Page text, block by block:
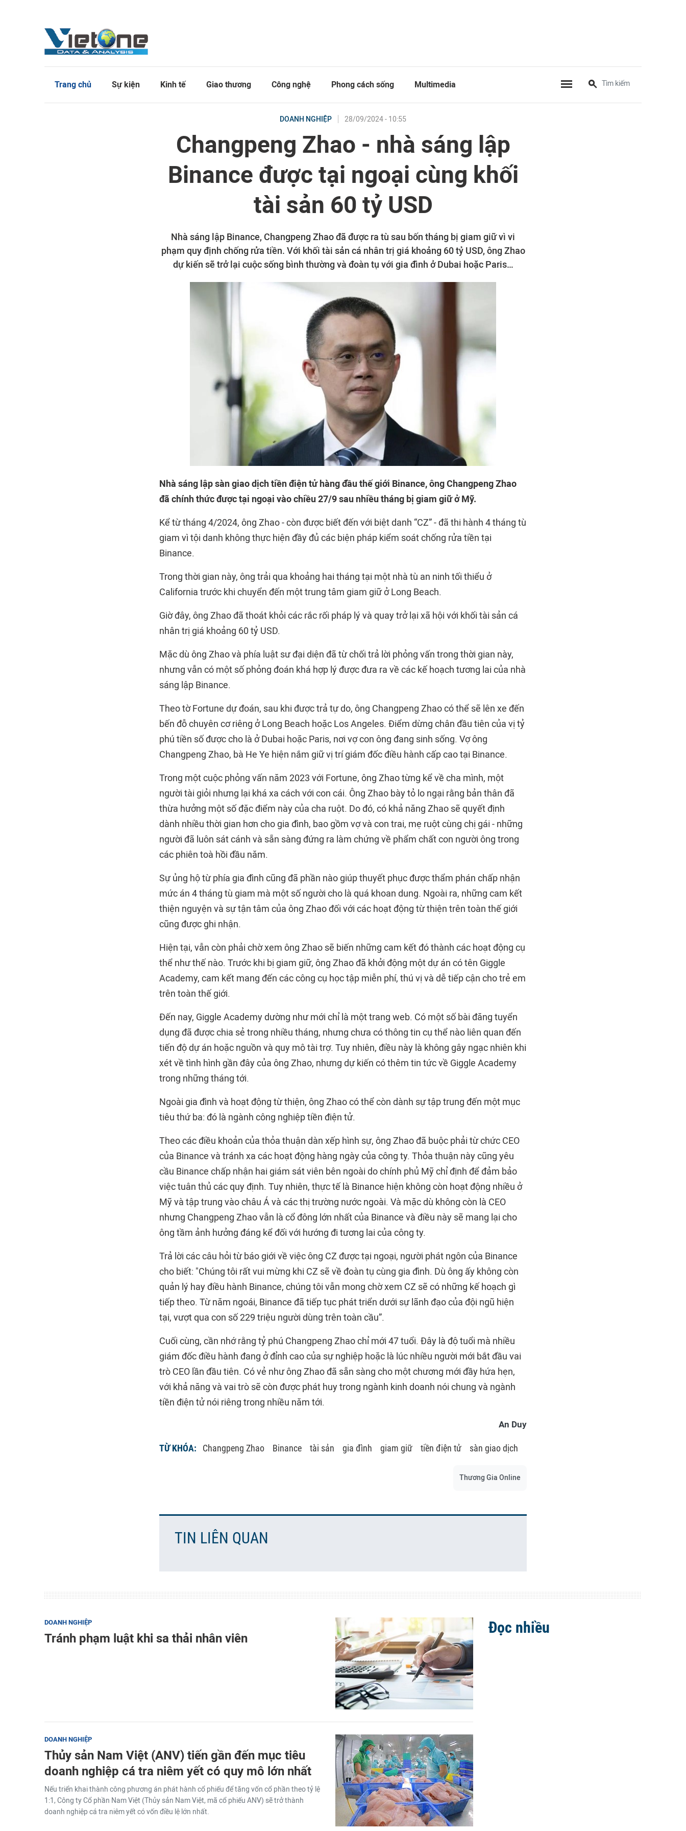
Trang chủ Sự kiện Kinh tế Giao thương Công nghệ Phong cách sống Multimedia
DOANH NGHIỆP 28/09/2024 - 10:55
Changpeng Zhao - nhà sáng lập
Binance được tại ngoại cùng khối
tài sản 60 tỷ USD
Nhà sáng lập Binance, Changpeng Zhao đã được ra tù sau bốn tháng bị giam giữ vì vi
phạm quy định chống rửa tiền. Với khối tài sản cá nhân trị giá khoảng 60 tỷ USD, ông Zhao
dự kiến sẽ trở lại cuộc sống bình thường và đoàn tụ với gia đình ở Dubai hoặc Paris…
Nhà sáng lập sàn giao dịch tiền điện tử hàng đầu thế giới Binance, ông Changpeng Zhao
đã chính thức được tại ngoại vào chiều 27/9 sau nhiều tháng bị giam giữ ở Mỹ.
Kể từ tháng 4/2024, ông Zhao - còn được biết đến với biệt danh “CZ” - đã thi hành 4 tháng tù
giam vì tội danh không thực hiện đầy đủ các biện pháp kiểm soát chống rửa tiền tại
Binance.
Trong thời gian này, ông trải qua khoảng hai tháng tại một nhà tù an ninh tối thiểu ở
California trước khi chuyển đến một trung tâm giam giữ ở Long Beach.
Giờ đây, ông Zhao đã thoát khỏi các rắc rối pháp lý và quay trở lại xã hội với khối tài sản cá
nhân trị giá khoảng 60 tỷ USD.
Mặc dù ông Zhao và phía luật sư đại diện đã từ chối trả lời phỏng vấn trong thời gian này,
nhưng vẫn có một số phỏng đoán khá hợp lý được đưa ra về các kế hoạch tương lai của nhà
sáng lập Binance.
Theo tờ Fortune dự đoán, sau khi được trả tự do, ông Changpeng Zhao có thể sẽ lên xe đến
bến đỗ chuyên cơ riêng ở Long Beach hoặc Los Angeles. Điểm dừng chân đầu tiên của vị tỷ
phú tiền số được cho là ở Dubai hoặc Paris, nơi vợ con ông đang sinh sống. Vợ ông
Changpeng Zhao, bà He Ye hiện nắm giữ vị trí giám đốc điều hành cấp cao tại Binance.
Trong một cuộc phỏng vấn năm 2023 với Fortune, ông Zhao từng kể về cha mình, một
người tài giỏi nhưng lại khá xa cách với con cái. Ông Zhao bày tỏ lo ngại rằng bản thân đã
thừa hưởng một số đặc điểm này của cha ruột. Do đó, có khả năng Zhao sẽ quyết định
dành nhiều thời gian hơn cho gia đình, bao gồm vợ và con trai, mẹ ruột cùng chị gái - những
người đã luôn sát cánh và sẵn sàng đứng ra làm chứng về phẩm chất con người ông trong
các phiên toà hồi đầu năm.
Sự ủng hộ từ phía gia đình cũng đã phần nào giúp thuyết phục được thẩm phán chấp nhận
mức án 4 tháng tù giam mà một số người cho là quá khoan dung. Ngoài ra, những cam kết
thiện nguyện và sự tận tâm của ông Zhao đối với các hoạt động từ thiện trên toàn thế giới
cũng được ghi nhận.
Hiện tại, vẫn còn phải chờ xem ông Zhao sẽ biến những cam kết đó thành các hoạt động cụ
thể như thế nào. Trước khi bị giam giữ, ông Zhao đã khởi động một dự án có tên Giggle
Academy, cam kết mang đến các công cụ học tập miễn phí, thú vị và dễ tiếp cận cho trẻ em
trên toàn thế giới.
Đến nay, Giggle Academy dường như mới chỉ là một trang web. Có một số bài đăng tuyển
dụng đã được chia sẻ trong nhiều tháng, nhưng chưa có thông tin cụ thể nào liên quan đến
tiến độ dự án hoặc nguồn và quy mô tài trợ. Tuy nhiên, điều này là không gây ngạc nhiên khi
xét về tình hình gần đây của ông Zhao, nhưng dự kiến có thêm tin tức về Giggle Academy
trong những tháng tới.
Ngoài gia đình và hoạt động từ thiện, ông Zhao có thể còn dành sự tập trung đến một mục
tiêu thứ ba: đó là ngành công nghiệp tiền điện tử.
Theo các điều khoản của thỏa thuận dàn xếp hình sự, ông Zhao đã buộc phải từ chức CEO
của Binance và tránh xa các hoạt động hàng ngày của công ty. Thỏa thuận này cũng yêu
cầu Binance chấp nhận hai giám sát viên bên ngoài do chính phủ Mỹ chỉ định để đảm bảo
việc tuân thủ các quy định. Tuy nhiên, thực tế là Binance hiện không còn hoạt động nhiều ở
Mỹ và tập trung vào châu Á và các thị trường nước ngoài. Và mặc dù không còn là CEO
nhưng Changpeng Zhao vẫn là cổ đông lớn nhất của Binance và điều này sẽ mang lại cho
ông tầm ảnh hưởng đáng kể đối với hướng đi tương lai của công ty.
Trả lời các câu hỏi từ báo giới về việc ông CZ được tại ngoại, người phát ngôn của Binance
cho biết: "Chúng tôi rất vui mừng khi CZ sẽ về đoàn tụ cùng gia đình. Dù ông ấy không còn
quản lý hay điều hành Binance, chúng tôi vẫn mong chờ xem CZ sẽ có những kế hoạch gì
tiếp theo. Từ năm ngoái, Binance đã tiếp tục phát triển dưới sự lãnh đạo của đội ngũ hiện
tại, vượt qua con số 229 triệu người dùng trên toàn cầu”.
Cuối cùng, cần nhớ rằng tỷ phú Changpeng Zhao chỉ mới 47 tuổi. Đây là độ tuổi mà nhiều
giám đốc điều hành đang ở đỉnh cao của sự nghiệp hoặc là lúc nhiều người mới bắt đầu vai
trò CEO lần đầu tiên. Có vẻ như ông Zhao đã sẵn sàng cho một chương mới đầy hứa hẹn,
với khả năng và vai trò sẽ còn được phát huy trong ngành kinh doanh nói chung và ngành
tiền điện tử nói riêng trong nhiều năm tới.
An Duy
TỪ KHÓA: Changpeng Zhao Binance tài sản gia đình giam giữ tiền điện tử sàn giao dịch
Thương Gia Online
TIN LIÊN QUAN
DOANH NGHIỆP
Tránh phạm luật khi sa thải nhân viên
DOANH NGHIỆP
Thủy sản Nam Việt (ANV) tiến gần đến mục tiêu
doanh nghiệp cá tra niêm yết có quy mô lớn nhất
Nếu triển khai thành công phương án phát hành cổ phiếu để tăng vốn cổ phần theo tỷ lệ
1:1, Công ty Cổ phần Nam Việt (Thủy sản Nam Việt, mã cổ phiếu ANV) sẽ trở thành
doanh nghiệp cá tra niêm yết có vốn điều lệ lớn nhất.
Đọc nhiều